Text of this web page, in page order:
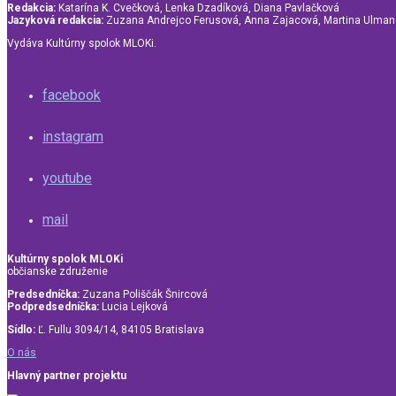
Redakcia: Katarína K. Cvečková, Lenka Dzadíková, Diana Pavlačková
Jazyková redakcia: Zuzana Andrejco Ferusová, Anna Zajacová, Martina
Vydáva Kultúrny spolok MLOKi.
facebook
instagram
youtube
mail
Kultúrny spolok MLOKi
občianske združenie
Predsedníčka: Zuzana Poliščák Šnircová
Podpredsedníčka: Lucia Lejková
Sídlo: Ľ. Fullu 3094/14, 84105 Bratislava
O nás
Hlavný partner projektu